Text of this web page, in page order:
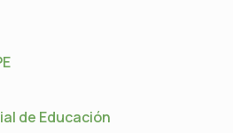
de Educación